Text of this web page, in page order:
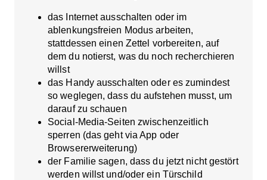
das Internet ausschalten oder im
ablenkungsfreien Modus arbeiten,
stattdessen einen Zettel vorbereiten, auf
dem du notierst, was du noch recherchieren
willst
das Handy ausschalten oder es zumindest
so weglegen, dass du aufstehen musst, um
darauf zu schauen
Social-Media-Seiten zwischenzeitlich
sperren (das geht via App oder
Browsererweiterung)
der Familie sagen, dass du jetzt nicht gestört
werden willst und/oder ein Türschild